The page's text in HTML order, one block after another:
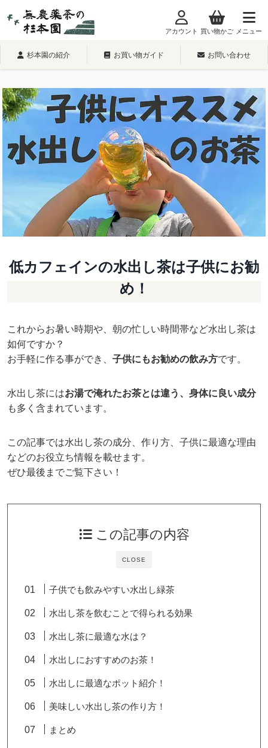
容
キ
プ
アカウント 買い物かご メニュー
杉本園の紹介 お買い物ガイド お問い合わせ
低カフェインの水出し茶は子供にお勧
め！
これからお暑い時期や、朝の忙しい時間帯など水出し茶は
如何ですか？
お手軽に作る事ができ、 子供にもお勧めの飲み方です。
水出し茶にはお湯で淹れたお茶とは違う、身体に良い成分
も多く含まれています。
この記事では水出し茶の成分、作り方、子供に最適な理由
などのお役立ち情報を載せます。
ぜひ最後までご覧下さい！
CLOSE
この記事の内容
子供でも飲みやすい水出し緑茶
水出し茶を飲むことで得られる効果
水出し茶に最適な水は？
水出しにおすすめのお茶！
水出しに最適なポット紹介！
美味しい水出し茶の作り方！
まとめ